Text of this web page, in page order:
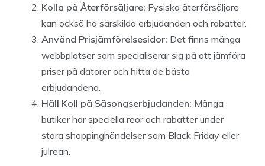
Kolla på Återförsäljare: Fysiska återförsäljare
kan också ha särskilda erbjudanden och rabatter.
Använd Prisjämförelsesidor: Det finns många
webbplatser som specialiserar sig på att jämföra
priser på datorer och hitta de bästa
erbjudandena.
Håll Koll på Säsongserbjudanden: Många
butiker har speciella reor och rabatter under
stora shoppinghändelser som Black Friday eller
julrean.